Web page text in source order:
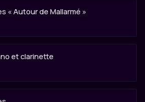
« Autour de Mallarmé »
et clarinette